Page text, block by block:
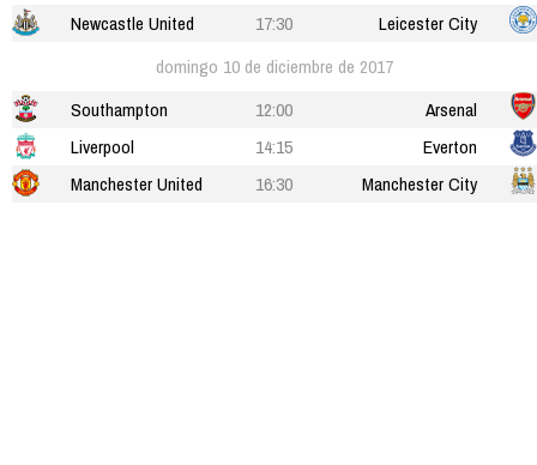
Newcastle United
17:30
Leicester City
domingo 10 de diciembre de 2017
Southampton
12:00
Arsenal
Liverpool
14:15
Everton
Manchester United
16:30 Manchester City